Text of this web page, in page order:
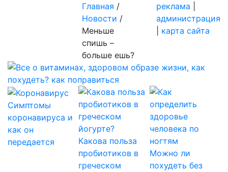
Главная /
Новости /
Меньше
спишь –
больше ешь?
реклама
администрация
карта сайта
Симптомы
коронавируса и
как он
передается
Какова польза
пробиотиков в
греческом
Можно ли
похудеть без